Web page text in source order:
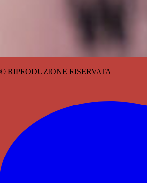
© RIPRODUZIONE RISERVATA